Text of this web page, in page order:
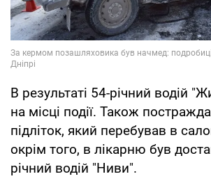
В результаті 54-річний водій
на місці події. Також
підліток, який перебував в
окрім того, в лікарню був
річний водій "Ниви".